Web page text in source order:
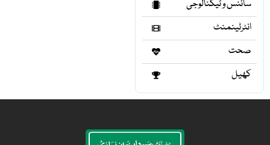
سائنس و ٹیکنالوجی
انٹرٹینمنٹ
صحت
کھیل